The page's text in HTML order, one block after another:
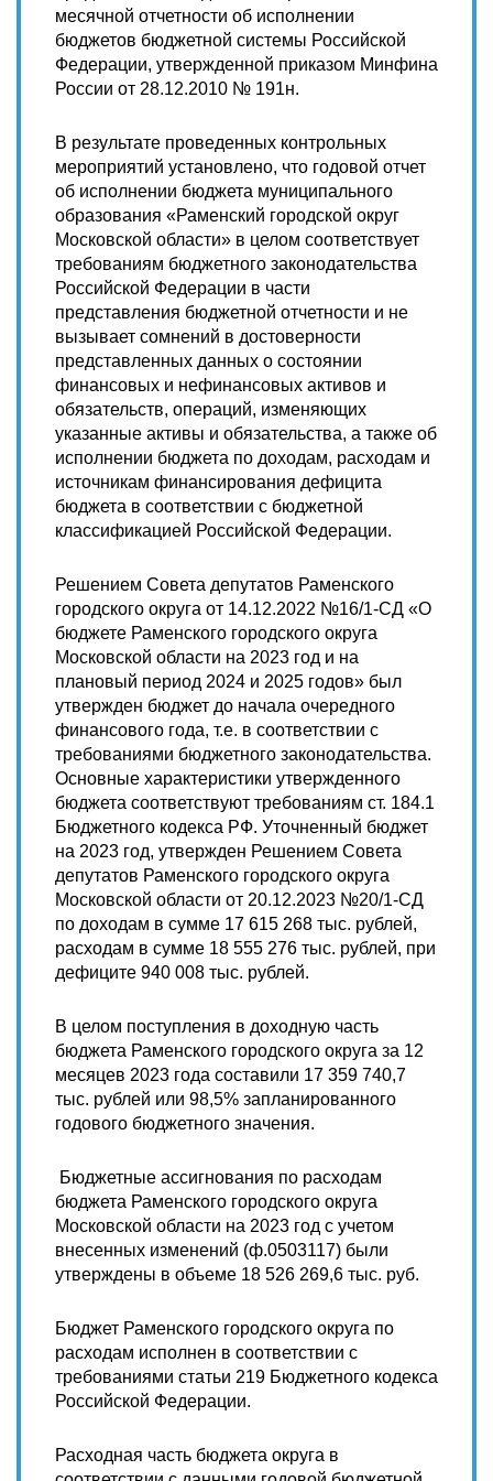
месячной отчетности об исполнении
бюджетов бюджетной системы Российской
Федерации, утвержденной приказом Минфина
России от 28.12.2010 № 191н.
В результате проведенных контрольных
мероприятий установлено, что годовой отчет
об исполнении бюджета муниципального
образования «Раменский городской округ
Московской области» в целом соответствует
требованиям бюджетного законодательства
Российской Федерации в части
представления бюджетной отчетности и не
вызывает сомнений в достоверности
представленных данных о состоянии
финансовых и нефинансовых активов и
обязательств, операций, изменяющих
указанные активы и обязательства, а также об
исполнении бюджета по доходам, расходам и
источникам финансирования дефицита
бюджета в соответствии с бюджетной
классификацией Российской Федерации.
Решением Совета депутатов Раменского
городского округа от 14.12.2022 №16/1-СД «О
бюджете Раменского городского округа
Московской области на 2023 год и на
плановый период 2024 и 2025 годов» был
утвержден бюджет до начала очередного
финансового года, т.е. в соответствии с
требованиями бюджетного законодательства.
Основные характеристики утвержденного
бюджета соответствуют требованиям ст. 184.1
Бюджетного кодекса РФ. Уточненный бюджет
на 2023 год, утвержден Решением Совета
депутатов Раменского городского округа
Московской области от 20.12.2023 №20/1-СД
по доходам в сумме 17 615 268 тыс. рублей,
расходам в сумме 18 555 276 тыс. рублей, при
дефиците 940 008 тыс. рублей.
В целом поступления в доходную часть
бюджета Раменского городского округа за 12
месяцев 2023 года составили 17 359 740,7
тыс. рублей или 98,5% запланированного
годового бюджетного значения.
Бюджетные ассигнования по расходам
бюджета Раменского городского округа
Московской области на 2023 год с учетом
внесенных изменений (ф.0503117) были
утверждены в объеме 18 526 269,6 тыс. руб.
Бюджет Раменского городского округа по
расходам исполнен в соответствии с
требованиями статьи 219 Бюджетного кодекса
Российской Федерации.
Расходная часть бюджета округа в